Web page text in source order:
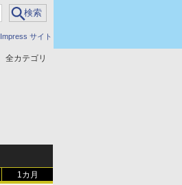
Impress サイト
全カテゴリ
1カ月